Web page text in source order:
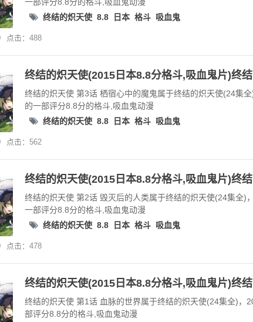
终结的炽天使 8.8 日本 格斗 吸血鬼
点击：488
终结的炽天使 第3话 栖宿心中的魔鬼属于终结的炽天使(24集
的一部评分8.8分的格斗,吸血鬼动漫
终结的炽天使 8.8 日本 格斗 吸血鬼
点击：562
终结的炽天使 第2话 毁灭后的人类属于终结的炽天使(24集全)
一部评分8.8分的格斗,吸血鬼动漫
终结的炽天使 8.8 日本 格斗 吸血鬼
点击：478
终结的炽天使 第1话 血脉的世界属于终结的炽天使(24集全)，
部评分8.8分的格斗,吸血鬼动漫